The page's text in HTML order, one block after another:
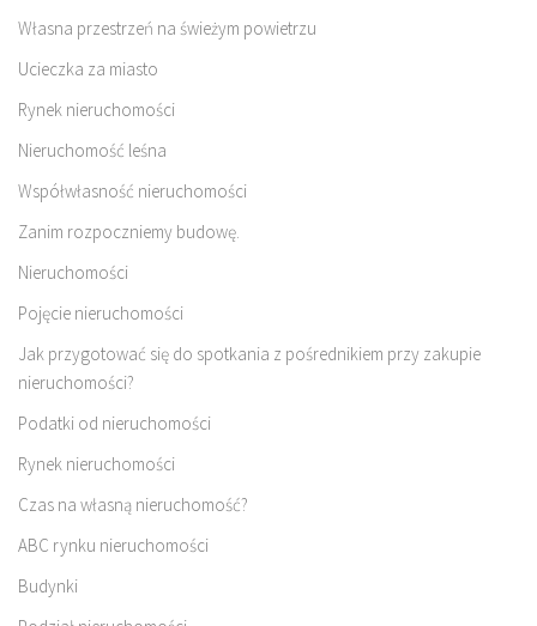
Własna przestrzeń na świeżym powietrzu
Ucieczka za miasto
Rynek nieruchomości
Nieruchomość leśna
Współwłasność nieruchomości
Zanim rozpoczniemy budowę.
Nieruchomości
Pojęcie nieruchomości
Jak przygotować się do spotkania z pośrednikiem przy zakupie
nieruchomości?
Podatki od nieruchomości
Rynek nieruchomości
Czas na własną nieruchomość?
ABC rynku nieruchomości
Budynki